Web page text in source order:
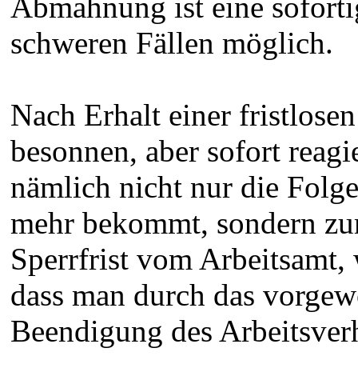
schweren Fällen möglich.
Nach Erhalt einer
besonnen, aber sofort
nämlich nicht nur die
mehr bekommt, sondern
Sperrfrist vom Arbeitsamt,
dass man durch das
Beendigung des